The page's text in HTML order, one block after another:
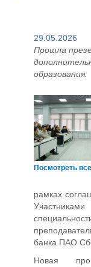
29.05.2026
Прошла
образования.
Посмотреть
рамках
Участниками
банка ПАО
Новая